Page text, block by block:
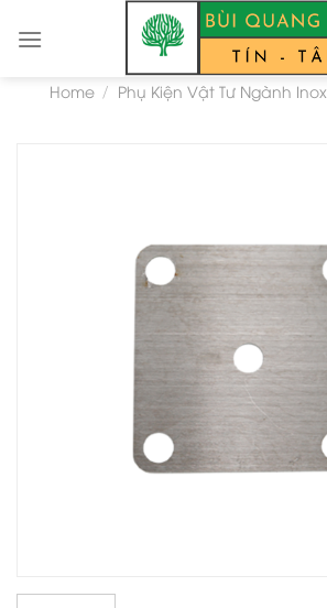
Home / Phụ Kiện Vật Tư Ngành Inox